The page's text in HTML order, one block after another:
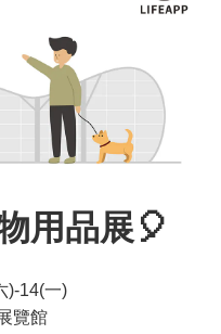
用品展🎈
)-14(一)
覽館